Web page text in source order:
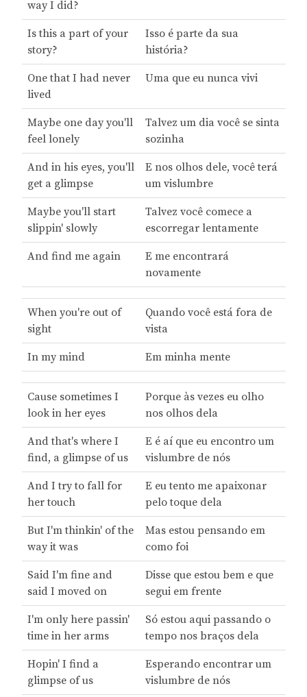
way I did?
Is this a part of your
story?
Isso é parte da sua
história?
One that I had never
lived
Uma que eu nunca vivi
Maybe one day you'll
feel lonely
Talvez um dia você se sinta
sozinha
And in his eyes, you'll
get a glimpse
E nos olhos dele, você terá
um vislumbre
Maybe you'll start
slippin' slowly
Talvez você comece a
escorregar lentamente
And find me again
E me encontrará
novamente
When you're out of
sight
Quando você está fora de
vista
In my mind Em minha mente
Cause sometimes I
look in her eyes
Porque às vezes eu olho
nos olhos dela
And that's where I
find, a glimpse of us
E é aí que eu encontro um
vislumbre de nós
And I try to fall for
her touch
E eu tento me apaixonar
pelo toque dela
But I'm thinkin' of the
way it was
Mas estou pensando em
como foi
Said I'm fine and
said I moved on
Disse que estou bem e que
segui em frente
I'm only here passin'
time in her arms
Só estou aqui passando o
tempo nos braços dela
Hopin' I find a
glimpse of us
Esperando encontrar um
vislumbre de nós